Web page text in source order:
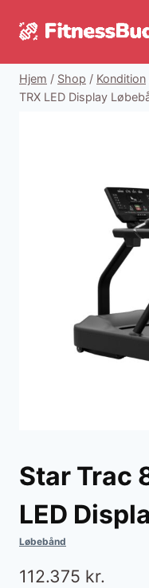
Hjem / Shop / Kondition
TRX LED Display
Star Trac
LED
Løbebånd
112.375 kr.